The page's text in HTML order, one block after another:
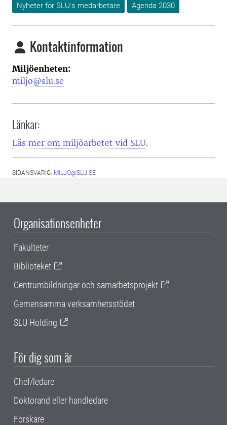
Nyheter för SLU:s medarbetare Agenda 2030
Kontaktinformation
Miljöenheten:
miljo@slu.se
Länkar:
Läs mer om miljöarbetet vid SLU.
SIDANSVARIG: MILJO@SLU.SE
Organisationsenheter
Fakulteter
Biblioteket
Centrumbildningar och samarbetsprojekt
Gemensamma verksamhetsstödet
SLU Holding
För dig som är
Chef/ledare
Doktorand eller handledare
Forskare